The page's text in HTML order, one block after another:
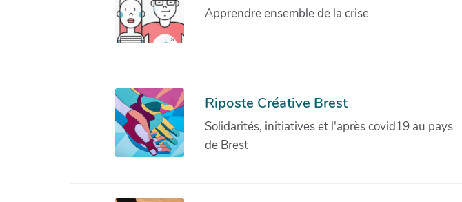
Apprendre ensemble de la crise
Riposte Créative Brest
Solidarités, initiatives et l'après covid19 au pays
de Brest